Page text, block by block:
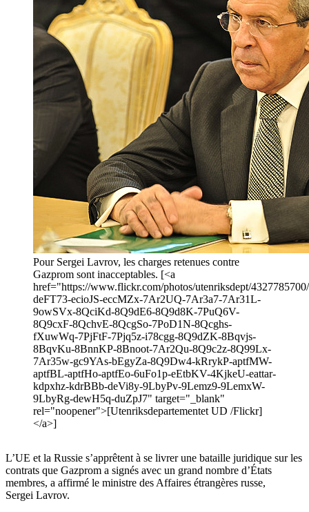
Pour Sergei Lavrov, les charges retenues contre
Gazprom sont inacceptables. [<a
href="https://www.flickr.com/photos/utenriksdept/
deFT73-ecioJS-eccMZx-7Ar2UQ-7Ar3a7-7Ar31L-
9owSVx-8QciKd-8Q9dE6-8Q9d8K-7PuQ6V-
8Q9cxF-8QchvE-8QcgSo-7PoD1N-8Qcghs-
fXuwWq-7PjFtF-7Pjq5z-i78cgg-8Q9dZK-8Bqvjs-
8BqvKu-8BnnKP-8Bnoot-7Ar2Qu-8Q9c2z-8Q99Lx-
7Ar35w-gc9YAs-bEgyZa-8Q9Dw4-kRrykP-aptfMW-
aptfBL-aptfHo-aptfEo-6uFo1p-eEtbKV-4KjkeU-eattar-
kdpxhz-kdrBBb-deVi8y-9LbyPv-9Lemz9-9LemxW-
9LbyRg-dewH5q-duZpJ7" target="_blank"
rel="noopener">[Utenriksdepartementet UD /Flickr]
</a>]
L’UE et la Russie s’apprêtent à se livrer une bataille juridique sur les
contrats que Gazprom a signés avec un grand nombre d’États
membres, a affirmé le ministre des Affaires étrangères russe,
Sergei Lavrov.